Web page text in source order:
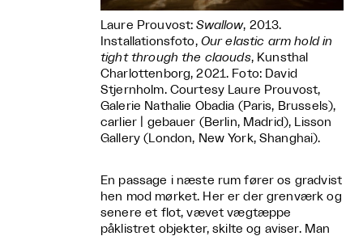
Laure Prouvost:Swallow, 2013.
Installationsfoto, Our elastic arm hold in
tight through the claouds, Kunsthal
Charlottenborg, 2021. Foto: David
Stjernholm. Courtesy Laure Prouvost,
Galerie Nathalie Obadia (Paris, Brussels),
carlier | gebauer (Berlin, Madrid), Lisson
Gallery (London, New York, Shanghai).
En passage i næste rum fører os gradvist
hen mod mørket. Her er der grenværk og
senere et flot, vævet vægtæppe
påklistret objekter, skilte og aviser. Man